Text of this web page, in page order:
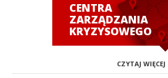
CENTRA
ZARZĄDZANIA
KRYZYSOWEGO
CZYTAJ WIĘCEJ